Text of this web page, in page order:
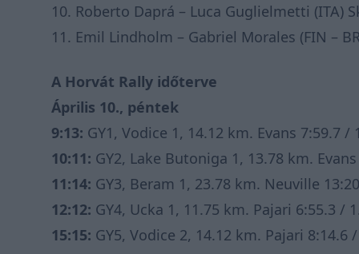
10. Roberto Daprá – Luca Guglielmetti (ITA)
1 1 . Emil Lindholm – Gabriel Morales (FIN –
A Horvát Rally időterve
Április 10., péntek
9:13: GY1, Vodice 1, 14.12 km. Evans 7:59.7
10:11: GY2, Lake Butoniga 1, 13.78 km.
11:14: GY3, Beram 1, 23.78 km. Neuville
12:12: GY4, Ucka 1, 11.75 km. Pajari 6:55.3 /
15:15: GY5, Vodice 2, 14.12 km. Pajari 8:14.6